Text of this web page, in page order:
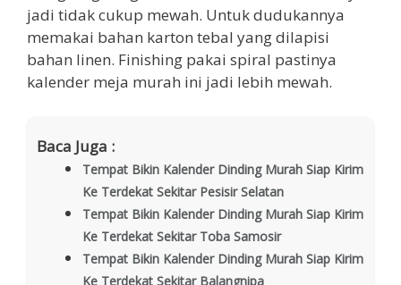
jadi tidak cukup mewah. Untuk dudukannya
memakai bahan karton tebal yang dilapisi
bahan linen. Finishing pakai spiral pastinya
kalender meja murah ini jadi lebih mewah.
Baca Juga :
Tempat Bikin Kalender Dinding Murah Siap Kirim
Ke Terdekat Sekitar Pesisir Selatan
Tempat Bikin Kalender Dinding Murah Siap Kirim
Ke Terdekat Sekitar Toba Samosir
Tempat Bikin Kalender Dinding Murah Siap Kirim
Ke Terdekat Sekitar Balangnipa